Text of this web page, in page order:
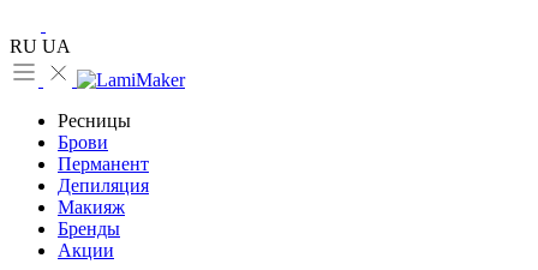
RU UA
Ресницы
Брови
Перманент
Депиляция
Макияж
Бренды
Акции